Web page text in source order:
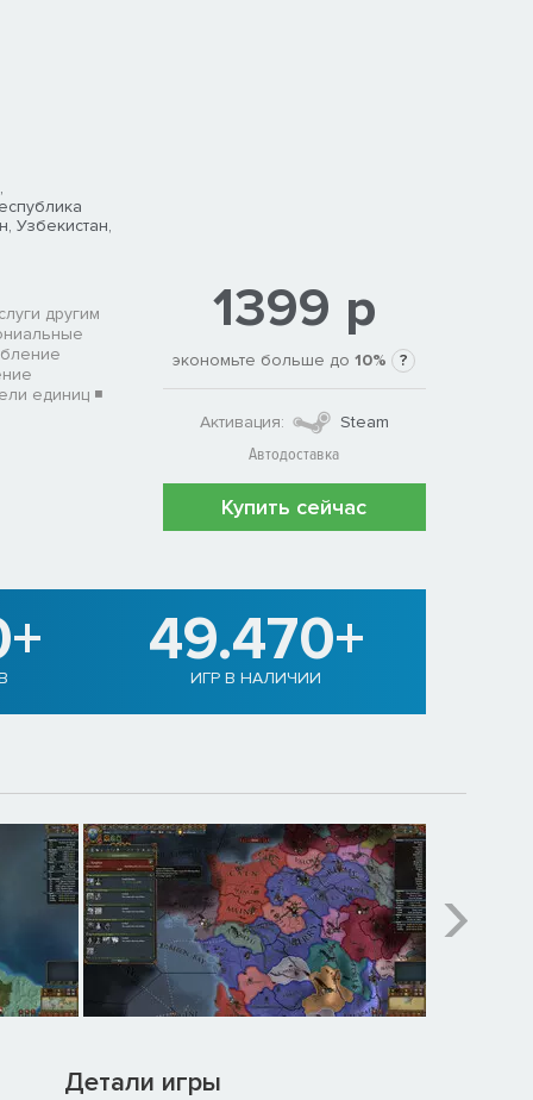
Узбекистан,
другим
единиц ◾
1399 р
экономьте больше до10% ?
Активация:
Steam
Автодоставка
Купить сейчас
49.470+
ИГР В НАЛИЧИИ
Детали игры